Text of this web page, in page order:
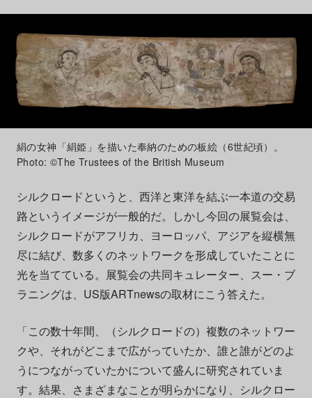
絹の女神「絹姫」を描いた奉納のための板絵（6世紀頃）。
Photo: ©The Trustees of the British Museum
シルクロードというと、西洋と東洋を結ぶ一本道の交易
路というイメージが一般的だ。しかし今回の展覧会は、
シルクロードがアフリカ、ヨーロッパ、アジアを縦横無
尽に結び、数多くのネットワークを形成していたことに
光を当てている。展覧会の共同キュレーター、スー・ブ
ラニングは、US版ARTnewsの取材にこう答えた。
「この数十年間、（シルクロードの）複数のネットワー
クや、それがどこまで広がっていたか、誰と誰がどのよ
うにつながっていたかについて盛んに研究されていま
す。結果、さまざまなことが明らかになり、シルクロー